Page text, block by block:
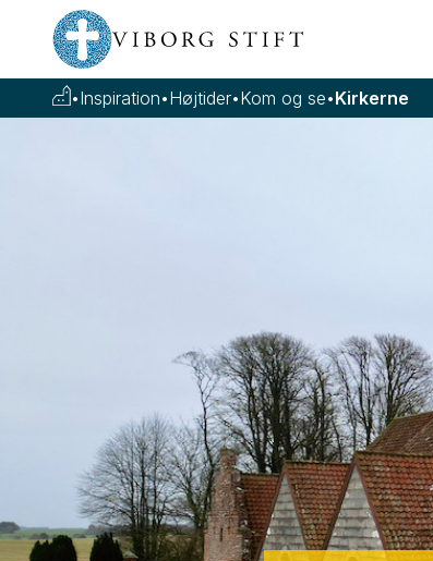
•Inspiration•Højtider•Kom og se•Kirkerne